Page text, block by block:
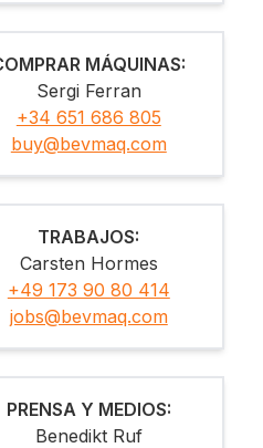
MÁQUINAS:
Sergi Ferran
+34 651 686 805
buy@bevmaq.com
TRABAJOS:
Carsten Hormes
+49 173 90 80 414
jobs@bevmaq.com
PRENSA Y MEDIOS:
Benedikt Ruf